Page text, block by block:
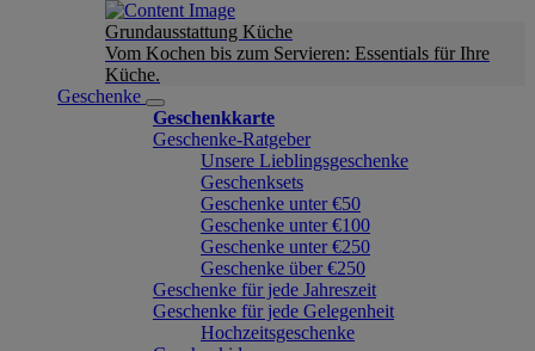
Grundausstattung Küche
Vom Kochen bis zum Servieren: Essentials für Ihre
Küche.
Geschenke
Geschenkkarte
Geschenke-Ratgeber
Unsere Lieblingsgeschenke
Geschenksets
Geschenke unter €50
Geschenke unter €100
Geschenke unter €250
Geschenke über €250
Geschenke für jede Jahreszeit
Geschenke für jede Gelegenheit
Hochzeitsgeschenke